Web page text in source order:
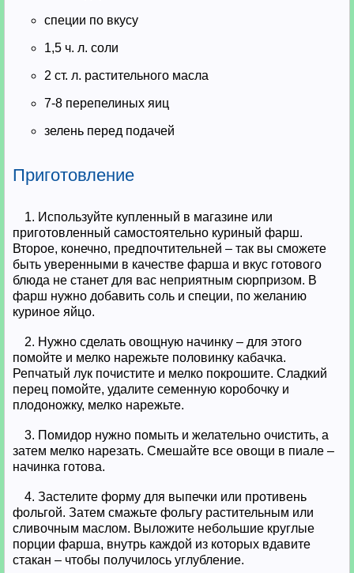
специи по вкусу
1,5 ч. л. соли
2 ст. л. растительного масла
7-8 перепелиных яиц
зелень перед подачей
Приготовление
1. Используйте купленный в магазине или
приготовленный самостоятельно куриный фарш.
Второе, конечно, предпочтительней – так вы сможете
быть уверенными в качестве фарша и вкус готового
блюда не станет для вас неприятным сюрпризом. В
фарш нужно добавить соль и специи, по желанию
куриное яйцо.
2. Нужно сделать овощную начинку – для этого
помойте и мелко нарежьте половинку кабачка.
Репчатый лук почистите и мелко покрошите. Сладкий
перец помойте, удалите семенную коробочку и
плодоножку, мелко нарежьте.
3. Помидор нужно помыть и желательно очистить, а
затем мелко нарезать. Смешайте все овощи в пиале –
начинка готова.
4. Застелите форму для выпечки или противень
фольгой. Затем смажьте фольгу растительным или
сливочным маслом. Выложите небольшие круглые
порции фарша, внутрь каждой из которых вдавите
стакан – чтобы получилось углубление.